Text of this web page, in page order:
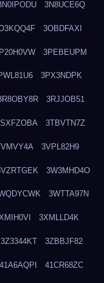
3N8UCE6Q
3OBDFAXI
3PEBEUPM
3PX3NDPK
3RJJOB51
3TBVTN7Z
3VPL82H9
3W3MHD4O
3WTTA97N
3XMLLD4K
3Z3344KT 3ZBBJF82
41A6AQPI 41CR68ZC